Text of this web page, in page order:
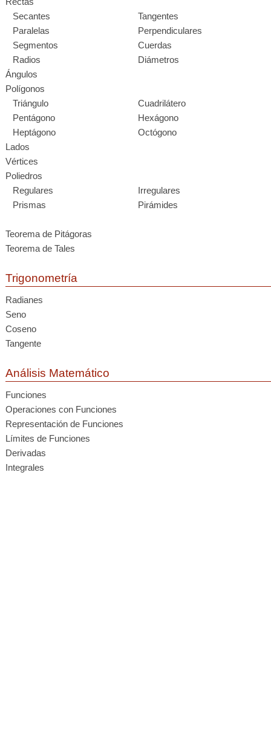
Secantes
Tangentes
Paralelas
Perpendiculares
Segmentos
Cuerdas
Radios
Diámetros
Ángulos
Polígonos
Triángulo
Cuadrilátero
Pentágono
Hexágono
Heptágono
Octógono
Lados
Vértices
Poliedros
Regulares
Irregulares
Prismas
Pirámides
Teorema de Pitágoras
Teorema de Tales
Trigonometría
Radianes
Seno
Coseno
Tangente
Análisis Matemático
Funciones
Operaciones con Funciones
Representación de Funciones
Límites de Funciones
Derivadas
Integrales